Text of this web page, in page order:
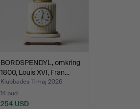
BORDSPENDYL, omkring
1800, Louis XVI, Fran…
Klubbades 11 maj 2026
14 bud
254 USD